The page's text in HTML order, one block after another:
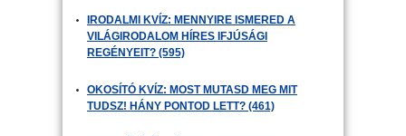
IRODALMI KVÍZ: MENNYIRE ISMERED A
VILÁGIRODALOM HÍRES IFJÚSÁGI
REGÉNYEIT? (595)
OKOSÍTÓ KVÍZ: MOST MUTASD MEG MIT
TUDSZ! HÁNY PONTOD LETT? (461)